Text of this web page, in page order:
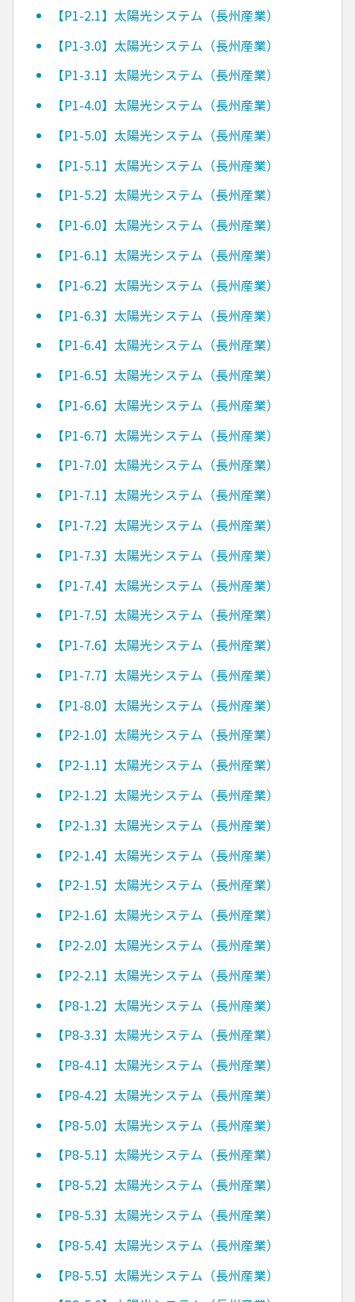
【P1-2.1】太陽光システム（長州産業）
【P1-3.0】太陽光システム（長州産業）
【P1-3.1】太陽光システム（長州産業）
【P1-4.0】太陽光システム（長州産業）
【P1-5.0】太陽光システム（長州産業）
【P1-5.1】太陽光システム（長州産業）
【P1-5.2】太陽光システム（長州産業）
【P1-6.0】太陽光システム（長州産業）
【P1-6.1】太陽光システム（長州産業）
【P1-6.2】太陽光システム（長州産業）
【P1-6.3】太陽光システム（長州産業）
【P1-6.4】太陽光システム（長州産業）
【P1-6.5】太陽光システム（長州産業）
【P1-6.6】太陽光システム（長州産業）
【P1-6.7】太陽光システム（長州産業）
【P1-7.0】太陽光システム（長州産業）
【P1-7.1】太陽光システム（長州産業）
【P1-7.2】太陽光システム（長州産業）
【P1-7.3】太陽光システム（長州産業）
【P1-7.4】太陽光システム（長州産業）
【P1-7.5】太陽光システム（長州産業）
【P1-7.6】太陽光システム（長州産業）
【P1-7.7】太陽光システム（長州産業）
【P1-8.0】太陽光システム（長州産業）
【P2-1.0】太陽光システム（長州産業）
【P2-1.1】太陽光システム（長州産業）
【P2-1.2】太陽光システム（長州産業）
【P2-1.3】太陽光システム（長州産業）
【P2-1.4】太陽光システム（長州産業）
【P2-1.5】太陽光システム（長州産業）
【P2-1.6】太陽光システム（長州産業）
【P2-2.0】太陽光システム（長州産業）
【P2-2.1】太陽光システム（長州産業）
【P8-1.2】太陽光システム（長州産業）
【P8-3.3】太陽光システム（長州産業）
【P8-4.1】太陽光システム（長州産業）
【P8-4.2】太陽光システム（長州産業）
【P8-5.0】太陽光システム（長州産業）
【P8-5.1】太陽光システム（長州産業）
【P8-5.2】太陽光システム（長州産業）
【P8-5.3】太陽光システム（長州産業）
【P8-5.4】太陽光システム（長州産業）
【P8-5.5】太陽光システム（長州産業）